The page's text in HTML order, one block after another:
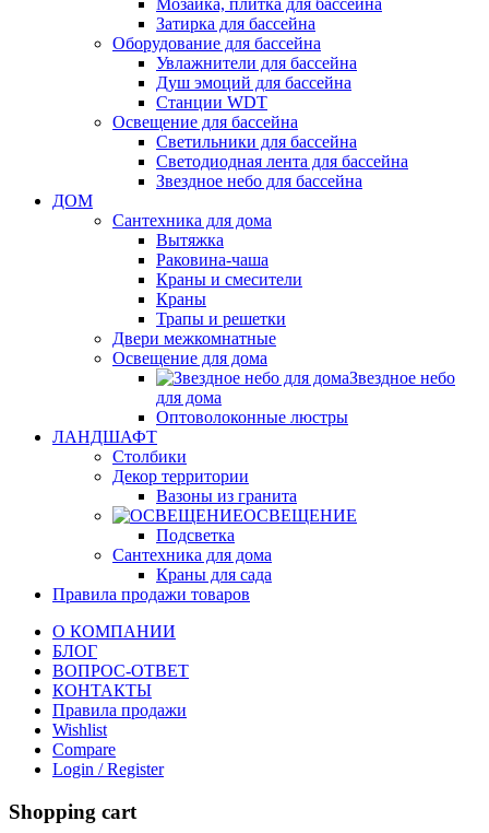
Мозаика, плитка для бассейна
Затирка для бассейна
Оборудование для бассейна
Увлажнители для бассейна
Душ эмоций для бассейна
Станции WDT
Освещение для бассейна
Светильники для бассейна
Светодиодная лента для бассейна
Звездное небо для бассейна
ДОМ
Сантехника для дома
Вытяжка
Раковина-чаша
Краны и смесители
Краны
Трапы и решетки
Двери межкомнатные
Освещение для дома
Звездное небо
для дома
Оптоволоконные люстры
ЛАНДШАФТ
Столбики
Декор территории
Вазоны из гранита
ОСВЕЩЕНИЕ
Подсветка
Сантехника для дома
Краны для сада
Правила продажи товаров
О КОМПАНИИ
БЛОГ
ВОПРОС-ОТВЕТ
КОНТАКТЫ
Правила продажи
Wishlist
Compare
Login / Register
Shopping cart